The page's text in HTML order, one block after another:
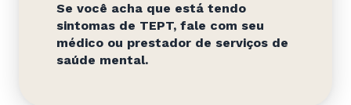
Se você acha que está tendo
sintomas de TEPT, fale com seu
médico ou prestador de serviços de
saúde mental.